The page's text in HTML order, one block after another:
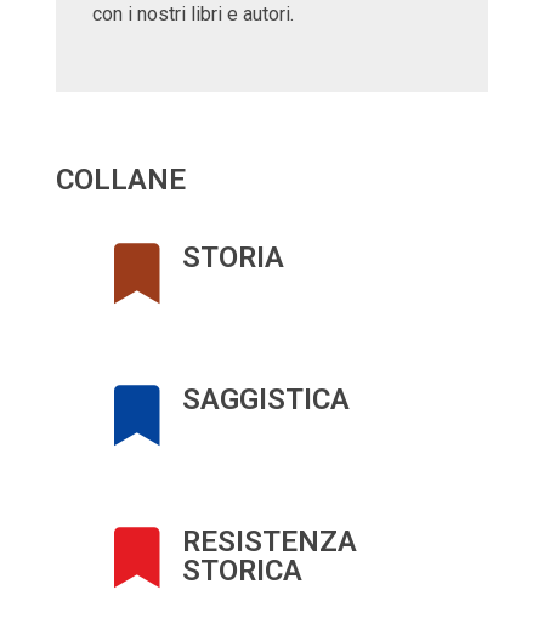
con i nostri libri e autori.
COLLANE
STORIA
SAGGISTICA
RESISTENZA
STORICA